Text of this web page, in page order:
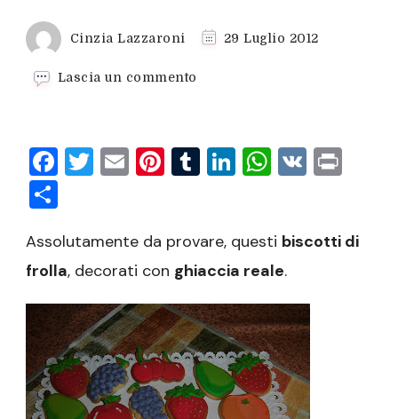
Cinzia Lazzaroni 29 Luglio 2012
Lascia un commento
di
frutta…
Facebook
Twitter
EmailPinterest
Tumblr
LinkedIn
VK
Assolutamente da provare, questi biscotti di
frolla, decorati con ghiaccia reale.